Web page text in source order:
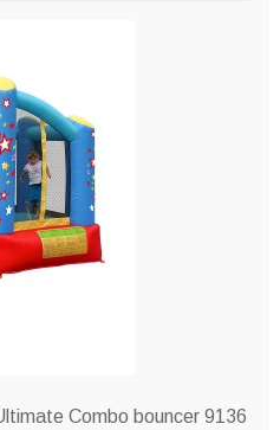
Combo bouncer 9136